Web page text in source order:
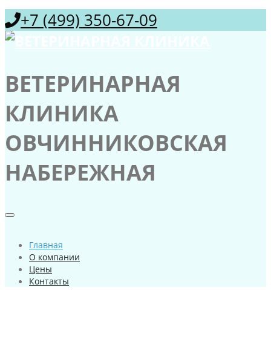
+7 (499) 350-67-09
ВЕТЕРИНАРНАЯ
КЛИНИКА
ОВЧИННИКОВСКАЯ
НАБЕРЕЖНАЯ
Главная
О компании
Цены
Контакты